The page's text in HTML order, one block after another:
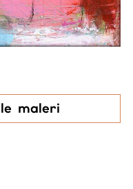
maleri